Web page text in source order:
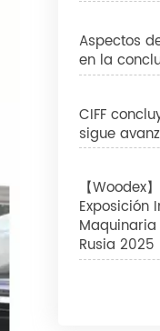
Aspectos
en la
CIFF
sigue
【
Exposición
Rusia 2025